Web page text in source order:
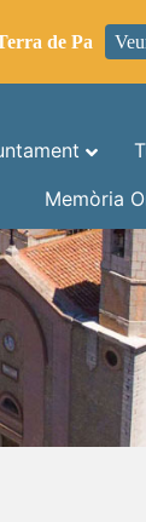
Memòria
de Pa